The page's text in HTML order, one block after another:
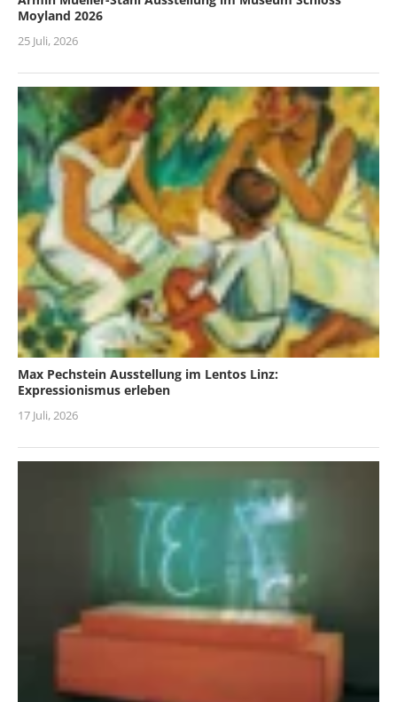
Moyland 2026
25 Juli, 2026
Max Pechstein Ausstellung im Lentos Linz:
Expressionismus erleben
17 Juli, 2026